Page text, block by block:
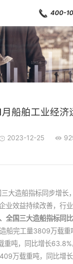
400-
船舶工业经济
2023-12-25
三大造船指标同步增长
业效益持续改善，行
全国三大造船指标同
船完工量3809万载重
重吨，同比增长63.8%
万载重吨，同比增长